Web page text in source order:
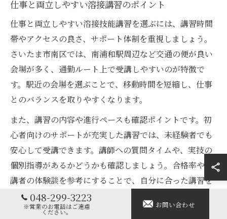
仕事と両立しやすい溶接講習のポイント
仕事と両立しやすい溶接技能講習を選ぶには、講習時間
帯やアクセスの良さ、サポート体制を重視しましょう。
さいたま市南区では、南浦和駅周辺など交通の便が良い
会場が多く、通勤ルート上で受講しやすいのが特徴で
す。駅近の会場を選ぶことで、移動時間を短縮し、仕事
とのバランスを取りやすくなります。
また、講習の内容や進行ペースも確認ポイントです。初
心者向けのサポートが充実した講習では、未経験者でも
安心して受講できます。講師への質問タイムや、実技の
個別指導があるかどうかも確認しましょう。合格率や受
講者の体験談を参考にすることで、自分に合った講習を
選びやすくなります。
受講日程や会場選びだけでなく、事前の予習や復習も両
048-299-3223
※営業のお電話はご遠慮
ください。
お問い合わせ